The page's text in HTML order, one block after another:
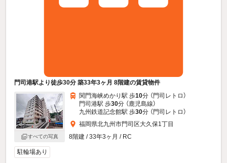
門司港駅より徒歩30分 築33年3ヶ月 8階建の賃貸物件
すべての写真
関門海峡めかり駅 歩10分 （門司レトロ）
門司港駅 歩30分 （鹿児島線）
九州鉄道記念館駅 歩30分 （門司レトロ）
福岡県北九州市門司区大久保1丁目
8階建 / 33年3ヶ月 / RC
駐輪場あり